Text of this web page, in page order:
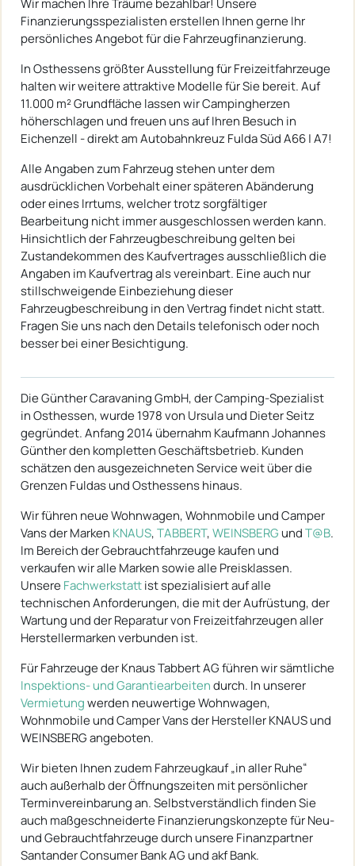
Finanzierungsspezialisten erstellen Ihnen gerne Ihr
persönliches Angebot für die Fahrzeugfinanzierung.
In Osthessens größter Ausstellung für Freizeitfahrzeuge
halten wir weitere attraktive Modelle für Sie bereit. Auf
11.000 m² Grundfläche lassen wir Campingherzen
höherschlagen und freuen uns auf Ihren Besuch in
Eichenzell - direkt am Autobahnkreuz Fulda Süd A66 | A7!
Alle Angaben zum Fahrzeug stehen unter dem
ausdrücklichen Vorbehalt einer späteren Abänderung
oder eines Irrtums, welcher trotz sorgfältiger
Bearbeitung nicht immer ausgeschlossen werden kann.
Hinsichtlich der Fahrzeugbeschreibung gelten bei
Zustandekommen des Kaufvertrages ausschließlich die
Angaben im Kaufvertrag als vereinbart. Eine auch nur
stillschweigende Einbeziehung dieser
Fahrzeugbeschreibung in den Vertrag findet nicht statt.
Fragen Sie uns nach den Details telefonisch oder noch
besser bei einer Besichtigung.
Die Günther Caravaning GmbH, der Camping-Spezialist
in Osthessen, wurde 1978 von Ursula und Dieter Seitz
gegründet. Anfang 2014 übernahm Kaufmann Johannes
Günther den kompletten Geschäftsbetrieb. Kunden
schätzen den ausgezeichneten Service weit über die
Grenzen Fuldas und Osthessens hinaus.
Wir führen neue Wohnwagen, Wohnmobile und Camper
Vans der Marken KNAUS,TABBERT,WEINSBERG undT@B.
Im Bereich der Gebrauchtfahrzeuge kaufen und
verkaufen wir alle Marken sowie alle Preisklassen.
UnsereFachwerkstattist spezialisiert auf alle
technischen Anforderungen, die mit der Aufrüstung, der
Wartung und der Reparatur von Freizeitfahrzeugen aller
Herstellermarken verbunden ist.
Für Fahrzeuge der Knaus Tabbert AG führen wir sämtliche
Inspektions- und Garantiearbeitendurch. In unserer
Vermietungwerden neuwertige Wohnwagen,
Wohnmobile und Camper Vans der Hersteller KNAUS und
WEINSBERG angeboten.
Wir bieten Ihnen zudem Fahrzeugkauf „in aller Ruhe“
auch außerhalb der Öffnungszeiten mit persönlicher
Terminvereinbarung an. Selbstverständlich finden Sie
auch maßgeschneiderte Finanzierungskonzepte für Neu-
und Gebrauchtfahrzeuge durch unsere Finanzpartner
Santander Consumer Bank AG und akf Bank.